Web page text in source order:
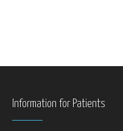
Information for Patients